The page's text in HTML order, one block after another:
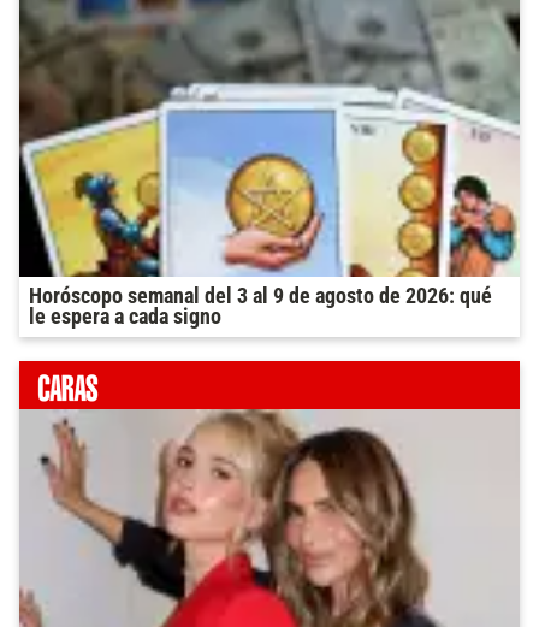
Horóscopo semanal del 3 al 9 de agosto de 2026: qué
le espera a cada signo